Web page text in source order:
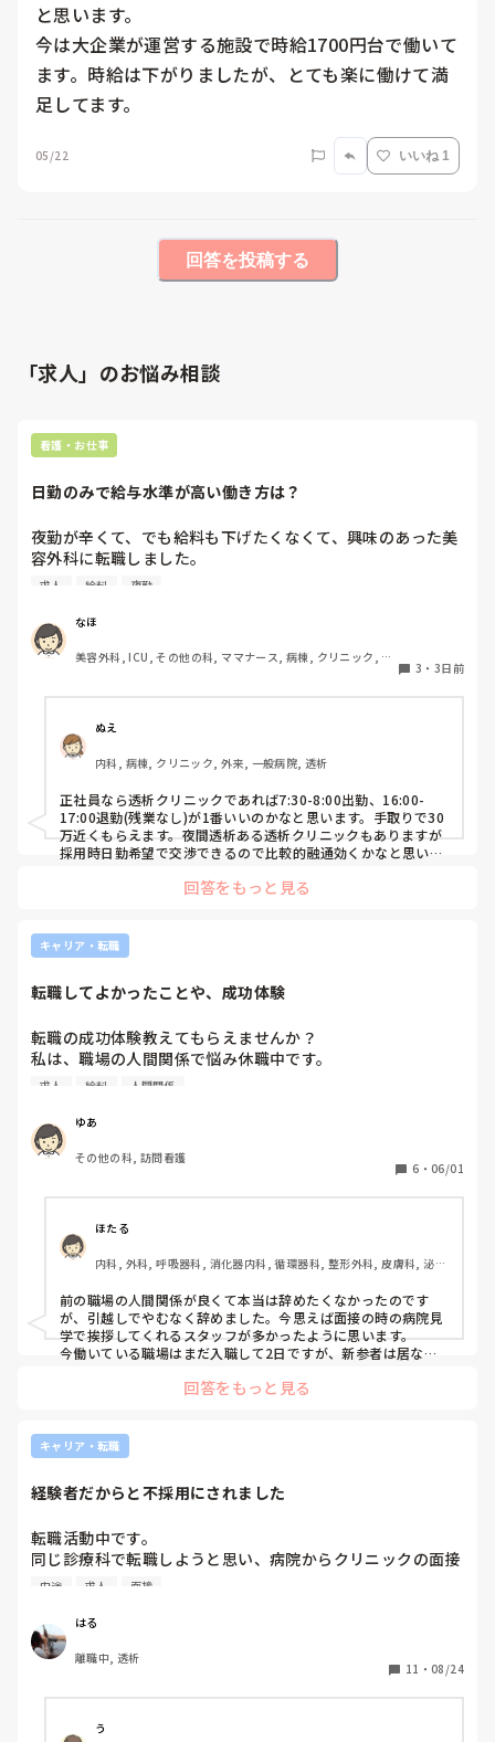
と思います。
今は大企業が運営する施設で時給1700円台で働いて
ます。時給は下がりましたが、とても楽に働けて満
足してます。
05/22 いいね 1
回答を投稿する
「求人」のお悩み相談
看護・お仕事
日勤のみで給与水準が高い働き方は？
夜勤が辛くて、でも給料も下げたくなくて、興味のあった美
容外科に転職しました。
その後数年働き、現在育休中です。
病院の求人を見ても、やはり夜勤をしないと、、という感じ
です。
求人 給料 夜勤
なほ
美容外科, ICU, その他の科, ママナース, 病棟, クリニック, リ
3 ・ 3日前
ぬえ
内科, 病棟, クリニック, 外来, 一般病院, 透析
正社員なら透析クリニックであれば7:30-8:00出勤、16:00-
17:00退勤(残業なし)が1番いいのかなと思います。手取りで30
万近くもらえます。夜間透析ある透析クリニックもありますが
採用時日勤希望で交渉できるので比較的融通効くかなと思いま
回答をもっと見る
キャリア・転職
転職してよかったことや、成功体験
転職の成功体験教えてもらえませんか？
私は、職場の人間関係で悩み休職中です。
お給料や福利厚生が良かったので辞めたくないですが、戻る
求人票を見てもお給料も良くないところや、やりたい事がよ
くわからなくなってきました。
私はこれしてみて良かったよなど、今後のキャリアを考えた
求人 給料 人間関係
ゆあ
その他の科, 訪問看護
6 ・ 06/01
ほたる
内科, 外科, 呼吸器科, 消化器内科, 循環器科, 整形外科, 皮膚科, 泌尿
前の職場の人間関係が良くて本当は辞めたくなかったのです
が、引越しでやむなく辞めました。今思えば面接の時の病院見
学で挨拶してくれるスタッフが多かったように思います。
今働いている職場はまだ入職して2日ですが、新参者は居ない
行ったのですが、人が少なくあまり印象がわからずに入ってし
これは私の偏見ですが、ジョブメドレーとかインディードの求
人はなんとなくブラックが多いような気がしてます。転勤族な
た職場が最悪でした💦そこから二度とジョブメドレーは使って
職場に当たる率が多いような気がします。あと、そういった経
緯で行くと病院からも信頼が強いので面接受かりやすいと思い
ます。
求人でやけに給料が高いところは注意です。高いはずなのに求
由が何かしらあると思ってます。中にはただ高いだけでいい職
場もあると思いますが運試しですね…
急性期、在宅、デイサービス施設、外来といろいろ転々としま
思える仕事に出会えるといいですね
回答をもっと見る
キャリア・転職
経験者だからと不採用にされました
転職活動中です。
同じ診療科で転職しようと思い、病院からクリニックの面接
に行きました。
「僕は経験者は使いにくいから経験者より未経験の人が欲し
いんだよね。他所のやり方持ち込まれると困るから。」
と言われました。
理由として
「人柄は問題ないがやはり経験者であり病院からクリニック
中途 求人 面接
はる
離職中, 透析
11 ・ 08/24
う